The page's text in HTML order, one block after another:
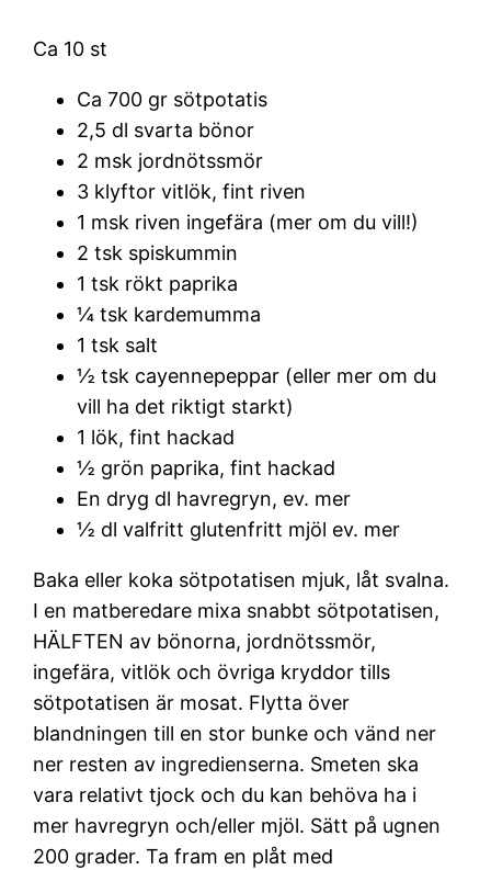
Ca 10 st
Ca 700 gr sötpotatis
2,5 dl svarta bönor
2 msk jordnötssmör
3 klyftor vitlök, fint riven
1 msk riven ingefära (mer om du vill!)
2 tsk spiskummin
1 tsk rökt paprika
¼ tsk kardemumma
1 tsk salt
½ tsk cayennepeppar (eller mer om du
vill ha det riktigt starkt)
1 lök, fint hackad
½ grön paprika, fint hackad
En dryg dl havregryn, ev. mer
½ dl valfritt glutenfritt mjöl ev. mer
Baka eller koka sötpotatisen mjuk, låt svalna.
I en matberedare mixa snabbt sötpotatisen,
HÄLFTEN av bönorna, jordnötssmör,
ingefära, vitlök och övriga kryddor tills
sötpotatisen är mosat. Flytta över
blandningen till en stor bunke och vänd ner
ner resten av ingredienserna. Smeten ska
vara relativt tjock och du kan behöva ha i
mer havregryn och/eller mjöl. Sätt på ugnen
200 grader. Ta fram en plåt med